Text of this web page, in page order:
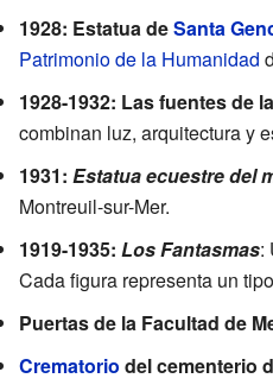
1928: Estatua deSanta
Patrimonio de la Humanidad
1928-1932: Las fuentes de
combinan luz, arquitectura y
1931: Estatua ecuestre del
Montreuil-sur-Mer.
1919-1935: Los Fantasmas:
Cada figura representa un
Puertas de la Facultad de
Crematorio del cementerio